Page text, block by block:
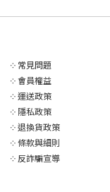
༶ 常見問題
༶會員權益
༶運送政策
༶ 隱私政策
༶退換貨政策
༶條款與細則
༶ 反詐騙宣導